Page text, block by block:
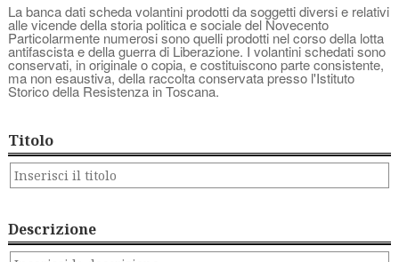
La banca dati scheda volantini prodotti da soggetti diversi e relativi
alle vicende della storia politica e sociale del Novecento
Particolarmente numerosi sono quelli prodotti nel corso della lotta
antifascista e della guerra di Liberazione. I volantini schedati sono
conservati, in originale o copia, e costituiscono parte consistente,
ma non esaustiva, della raccolta conservata presso l'Istituto
Storico della Resistenza in Toscana.
Titolo
Descrizione